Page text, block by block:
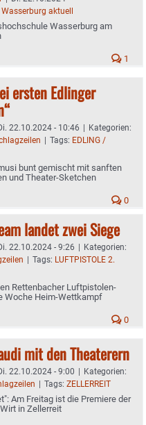
Wasserburg aktuell
Wasserburg am
1
ersten Edlinger
22.10.2024 - 10:46 | Kategorien:
| Tags: EDLING /
bunt gemischt mit sanften
und Theater-Sketchen
0
landet zwei Siege
22.10.2024 - 9:26 | Kategorien:
| Tags: LUFTPISTOLE 2.
Rettenbacher Luftpistolen-
Woche Heim-Wettkampf
0
mit den Theaterern
22.10.2024 - 9:00 | Kategorien:
| Tags: ZELLERREIT
Am Freitag ist die Premiere der
in Zellerreit